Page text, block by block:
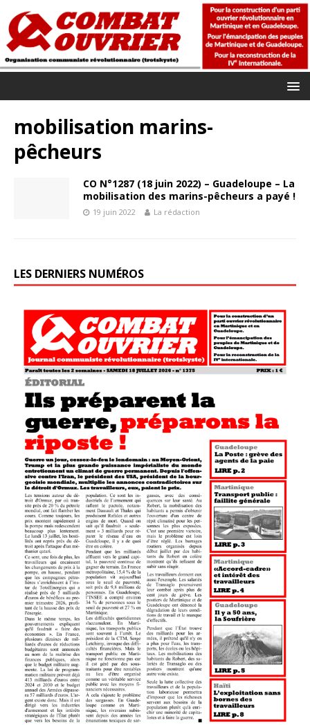
mobilisation marins-
pêcheurs
CO N°1287 (18 juin 2022) – Guadeloupe – La
mobilisation des marins-pêcheurs a payé !
19 juin 2022 La rédaction
LES DERNIERS NUMÉROS